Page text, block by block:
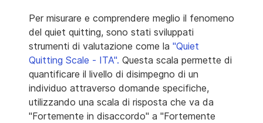
Per misurare e comprendere meglio il fenomeno
del quiet quitting, sono stati sviluppati
strumenti di valutazione come la "Quiet
Quitting Scale - ITA". Questa scala permette di
quantificare il livello di disimpegno di un
individuo attraverso domande specifiche,
utilizzando una scala di risposta che va da
"Fortemente in disaccordo" a "Fortemente